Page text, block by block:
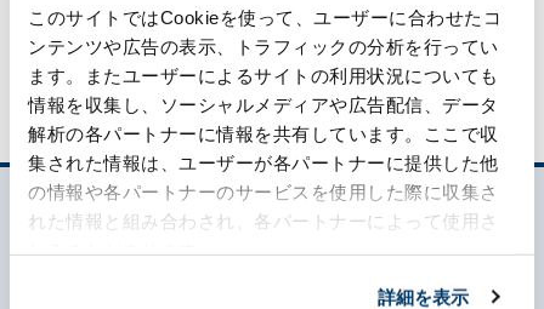
このサイトではCookieを使って、ユーザーに合わせたコ
ンテンツや広告の表示、トラフィックの分析を行ってい
ます。またユーザーによるサイトの利用状況についても
情報を収集し、ソーシャルメディアや広告配信、データ
解析の各パートナーに情報を共有しています。ここで収
集された情報は、ユーザーが各パートナーに提供した他
の情報や各パートナーのサービスを使用した際に収集さ
れた情報と組み合わされ、各パートナーによって使用さ
詳細を表示
ケミカル事業に関するお問い合わせ